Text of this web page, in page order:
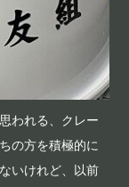
われる、クレー
の方を積極的に
いけれど、以前